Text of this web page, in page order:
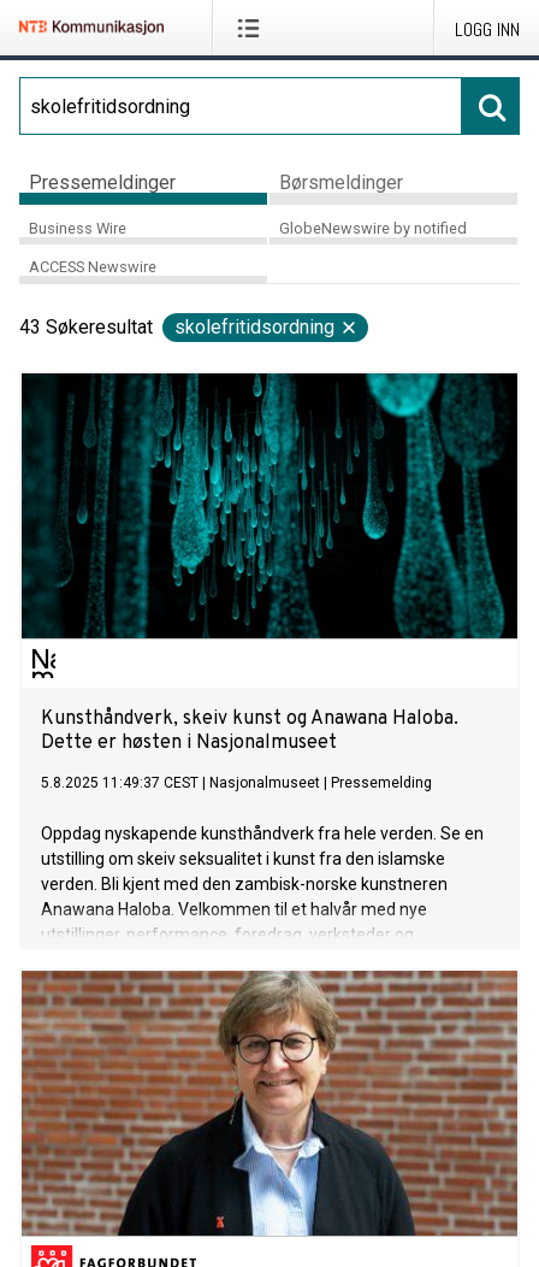
LOGG INN
Pressemeldinger Børsmeldinger
Business Wire GlobeNewswire by notified
ACCESS Newswire
43 Søkeresultat skolefritidsordning
Kunsthåndverk, skeiv kunst og Anawana Haloba.
Dette er høsten i Nasjonalmuseet
5.8.2025 11:49:37 CEST Nasjonalmuseet Pressemelding
Oppdag nyskapende kunsthåndverk fra hele verden. Se en
utstilling om skeiv seksualitet i kunst fra den islamske
verden. Bli kjent med den zambisk-norske kunstneren
Anawana Haloba. Velkommen til et halvår med nye
utstillinger, performance, foredrag, verksteder og